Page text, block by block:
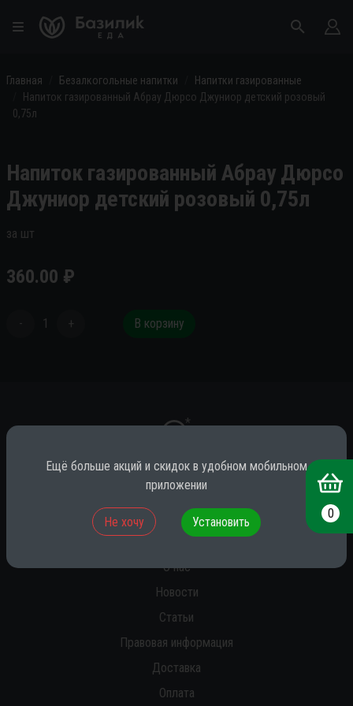
Главная Безалкогольные напитки
Напитки газированные
Напиток газированный Абрау Дюрсо Джуниор детский розовый
0,75л
Напиток газированный Абрау Дюрсо
Джуниор детский розовый 0,75л
за шт
360.00 ₽
- 1 + В корзину
*
* принадлежит компании Meta (признана экстремистской на территории
РФ)
О нас
Новости
Статьи
Правовая информация
Доставка
Оплата
0
Ещё больше акций и скидок в удобном мобильном
приложении
Не хочу Установить